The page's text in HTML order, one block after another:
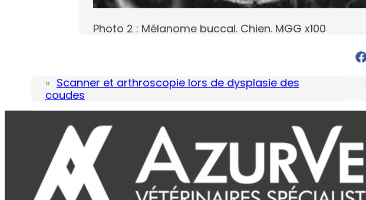
Photo 2 : Mélanome buccal. Chien. MGG x100
« Scanner et arthroscopie lors de dysplasie des
coudes